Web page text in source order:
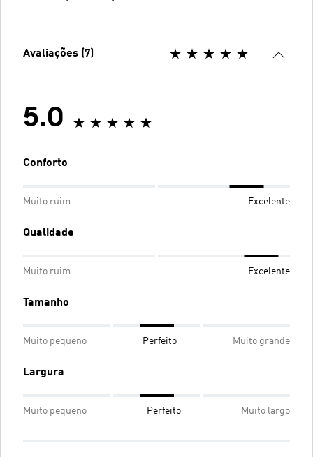
Avaliações (7)
5.0
Conforto
Muito ruim Excelente
Qualidade
Muito ruim Excelente
Tamanho
Muito pequeno Perfeito Muito grande
Largura
Muito pequeno Perfeito Muito largo